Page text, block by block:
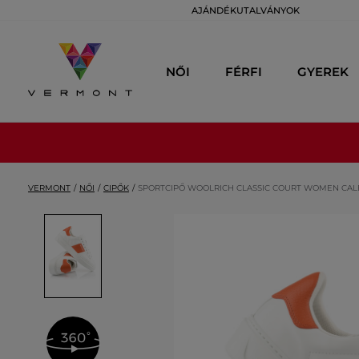
AJÁNDÉKUTALVÁNYOK
NŐI FÉRFI GYEREK
VERMONT NŐI CIPŐK SPORTCIPŐ WOOLRICH CLASSIC COURT WOMEN